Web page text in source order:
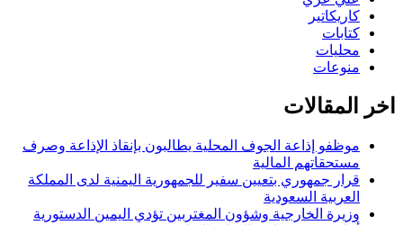
كاريكاتير
كتابات
محليات
منوعات
اخر المقالات
موظفو إذاعة الجوف المحلية يطالبون بإنقاذ الإذاعة وصرف
مستحقاتهم المالية
قرار جمهوري بتعيين سفير للجمهورية اليمنية لدى المملكة
العربية السعودية
وزيرة الخارجية وشؤون المغتربين تؤدي اليمين الدستورية